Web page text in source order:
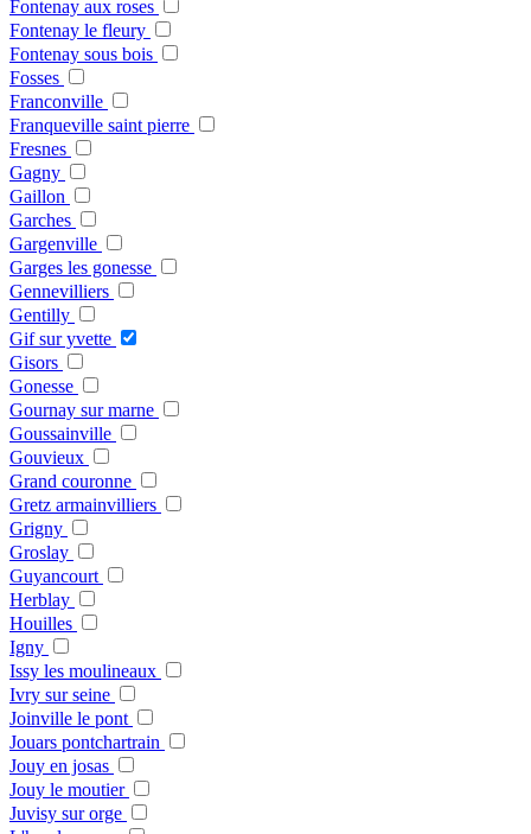
Fontenay aux roses
Fontenay le fleury
Fontenay sous bois
Fosses
Franconville
Franqueville saint pierre
Fresnes
Gagny
Gaillon
Garches
Gargenville
Garges les gonesse
Gennevilliers
Gentilly
Gif sur yvette
Gisors
Gonesse
Gournay sur marne
Goussainville
Gouvieux
Grand couronne
Gretz armainvilliers
Grigny
Groslay
Guyancourt
Herblay
Houilles
Igny
Issy les moulineaux
Ivry sur seine
Joinville le pont
Jouars pontchartrain
Jouy en josas
Jouy le moutier
Juvisy sur orge